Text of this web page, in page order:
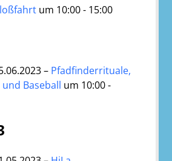
um 10:00 - 15:00
– Pfadfinderrituale,
Baseball um 10:00 -